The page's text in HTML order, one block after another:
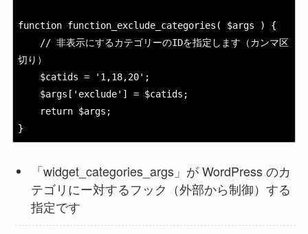
function function_exclude_categories( $args ) {
切り）
    $catids =
'1,18,20' ;
}
「widget_categories_args」が WordPress のカ
テゴリにー対するフック（外部から制御）する
指定です